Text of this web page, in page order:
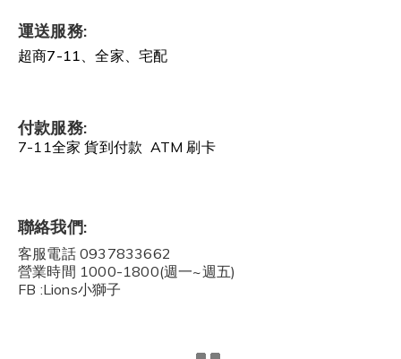
運送服務:
超商7-11、全家、宅配
付款服務:
7-11全家 貨到付款 ATM 刷卡
聯絡我們:
客服電話 0937833662
營業時間 1000-1800(週一~週五)
FB :Lions小獅子